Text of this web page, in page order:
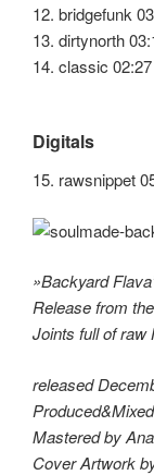
12. bridgefunk
13. dirtynorth
14. classic 02:27
Digitals
15. rawsnippet
»Backyard
Release from
Joints full of raw
released
Mastered by
Cover Artwork